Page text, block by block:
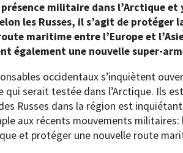
militaire dans l’Arctique et
les Russes, il s’agit de protéger
maritime entre l’Europe et
également une nouvelle super-
occidentaux s’inquiètent
qui serait testée dans l’Arctique. Ils
Russes dans la région est
aux récents mouvements militaires:
et protéger une nouvelle route